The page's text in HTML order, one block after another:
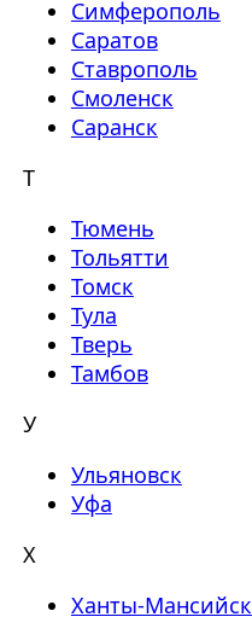
Симферополь
Саратов
Ставрополь
Смоленск
Саранск
Т
Тюмень
Тольятти
Томск
Тула
Тверь
Тамбов
У
Ульяновск
Уфа
Х
Ханты-Мансийск